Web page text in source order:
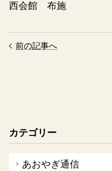
西会館 布施
前の記事へ
カテゴリー
あおやぎ通信